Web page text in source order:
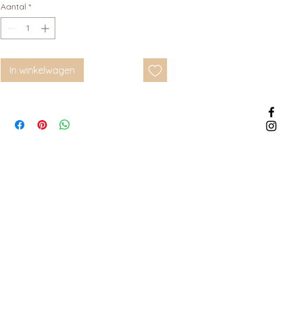
Aantal *
In winkelwagen